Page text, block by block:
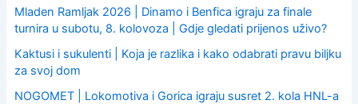
o
r
Mladen Ramljak 2026 | Dinamo i Benfica igraju za finale
turnira u subotu, 8. kolovoza | Gdje gledati prijenos uživo?
Kaktusi i sukulenti | Koja je razlika i kako odabrati pravu biljku
za svoj dom
NOGOMET | Lokomotiva i Gorica igraju susret 2. kola HNL-a